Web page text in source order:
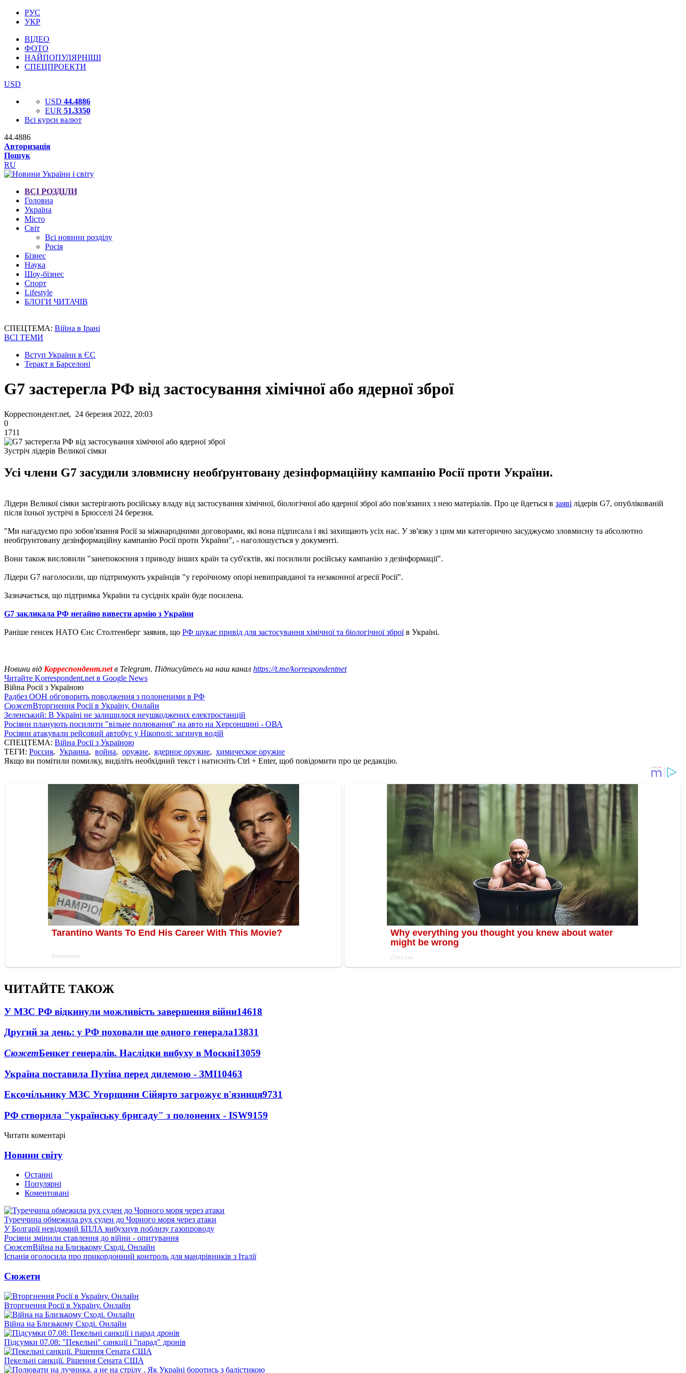
РУС
УКР
ВІДЕО
ФОТО
НАЙПОПУЛЯРНІШІ
СПЕЦПРОЕКТИ
USD
USD 44.4886
EUR 51.3350
Всі курси валют
44.4886
Авторизація
Пошук
RU
ВСІ РОЗДІЛИ
Головна
Україна
Місто
Світ
Всі новини розділу
Росія
Бізнес
Наука
Шоу-бізнес
Спорт
Lifestyle
БЛОГИ ЧИТАЧІВ
СПЕЦТЕМА: Війна в Ірані
ВСІ ТЕМИ
Вступ України в ЄС
Теракт в Барселоні
G7 застерегла РФ від застосування хімічної або ядерної зброї
Корреспондент.net, 24 березня 2022, 20:03
0
1711
Зустріч лідерів Великої сімки
Усі члени G7 засудили зловмисну необґрунтовану дезінформаційну кампанію Росії проти України.
Лідери Великої сімки застерігають російську владу від застосування хімічної, біологічної або ядерної зброї або пов'язаних з нею матеріалів. Про це йдеться в заяві лідерів G7, опублікованій
після їхньої зустрічі в Брюсселі 24 березня.
"Ми нагадуємо про зобов'язання Росії за міжнародними договорами, які вона підписала і які захищають усіх нас. У зв'язку з цим ми категорично засуджуємо зловмисну ​​та абсолютно
необґрунтовану дезінформаційну кампанію Росії проти України", - наголошується у документі.
Вони також висловили "занепокоєння з приводу інших країн та суб'єктів, які посилили російську кампанію з дезінформації".
Лідери G7 наголосили, що підтримують українців "у героїчному опорі невиправданої та незаконної агресії Росії".
Зазначається, що підтримка України та сусідніх країн буде посилена.
G7 закликала РФ негайно вивести армію з України
Раніше генсек НАТО Єнс Столтенберг заявив, що РФ шукає привід для застосування хімічної та біологічної зброїв Україні.
Новини від Корреспондент.netв Telegram. Підписуйтесь на наш канал https://t.me/korrespondentnet
Читайте Korrespondent.net в Google News
Війна Росії з Україною
Радбез ООН обговорить поводження з полоненими в РФ
СюжетВторгнення Росії в Україну. Онлайн
Зеленський: В Україні не залишилося неушкоджених електростанцій
Росіяни планують посилити "вільне полювання" на авто на Херсонщині - ОВА
Росіяни атакували рейсовий автобус у Нікополі: загинув водій
СПЕЦТЕМА: Війна Росії з Україною
ТЕГИ: Россия, Украина, война, оружие, ядерное оружие, химическое оружие
Якщо ви помітили помилку, виділіть необхідний текст і натисніть Ctrl + Enter, щоб повідомити про це редакцію.
ЧИТАЙТЕ ТАКОЖ
У МЗС РФ відкинули можливість завершення війни14618
Другий за день: у РФ поховали ще одного генерала13831
СюжетБенкет генералів. Наслідки вибуху в Москві13059
Україна поставила Путіна перед дилемою - ЗМІ10463
Ексочільнику МЗС Угорщини Сійярто загрожує в'язниця9731
РФ створила "українську бригаду" з полонених - ISW9159
Читати коментарі
Новини світу
Останні
Популярні
Коментовані
Туреччина обмежила рух суден до Чорного моря через атаки
У Болгарії невідомий БПЛА вибухнув поблизу газопроводу
Росіяни змінили ставлення до війни - опитування
СюжетВійна на Близькому Сході. Онлайн
Іспанія оголосила про прикордонний контроль для мандрівників з Італії
Сюжети
Вторгнення Росії в Україну. Онлайн
Війна на Близькому Сході. Онлайн
Підсумки 07.08: "Пекельні" санкції і "парад" дронів
Пекельні санкції. Рішення Сената США